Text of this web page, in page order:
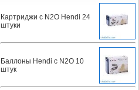
Картриджи с N2O Hendi 24
штуки
Баллоны Hendi с N2O 10
штук